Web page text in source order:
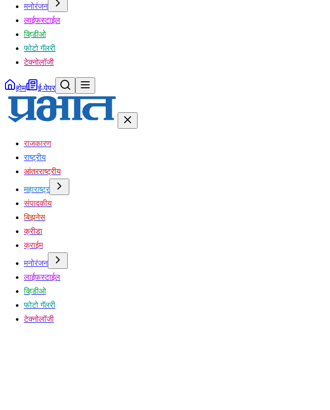
मनोरंजन
लाईफस्टाईल
व्हिडीओ
फोटो गॅलरी
टेक्नोलॉजी
होम ई-पेपर
राजकारण
राष्ट्रीय
आंतरराष्ट्रीय
महाराष्ट्र
संपादकीय
बिझनेस
क्रीडा
क्राईम
मनोरंजन
लाईफस्टाईल
व्हिडीओ
फोटो गॅलरी
टेक्नोलॉजी